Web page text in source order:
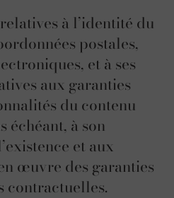
à l’identité du
postales,
et à ses
aux garanties
du contenu
échéant, à son
et aux
œuvre des garanties
contractuelles.